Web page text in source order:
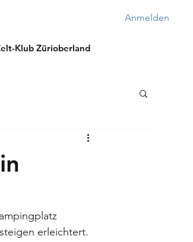
Klub Zürioberland
Anmelden
erleichtert.